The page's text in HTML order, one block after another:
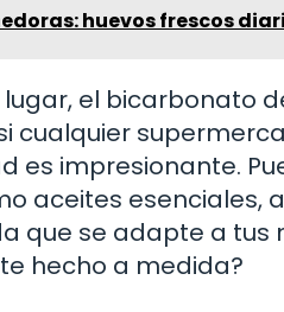
huevos frescos
el bicarbonato
cualquier
es impresionante.
aceites esenciales,
que se adapte a tus
hecho a medida?